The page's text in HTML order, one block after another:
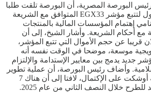
البورصة المصرية، أن البورصة تلقت طلبا
من أحد مديري الأصول لتتبع مؤشر EGX33 المتوافق مع الشريعة
إهتمام المؤسسات المالية بالمنتجات
مع أحكام الشريعة. وأشار الشيخ، إلى أن
قريبا عن حجم الأموال التي تتبع المؤشر،
موسعة، موضحا في الوقت نفسه أنه
جديد يدمج بين معايير الإستدامة والإلتزام
وأضاف رئيس البورصة، أن عملية تطوير
المؤشرات القطاعية أوشكت على الإكتمال، لافتا إلى أن هناك 7
خلال النصف الثاني من عام 2025.